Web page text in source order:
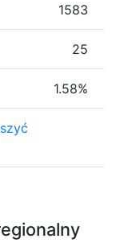
1583
25
1.58%